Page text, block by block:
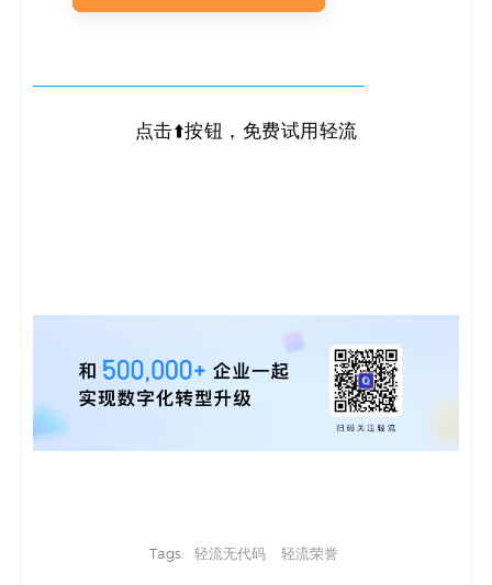
点击⬆️按钮，免费试用轻流
Tags: 轻流无代码 轻流荣誉